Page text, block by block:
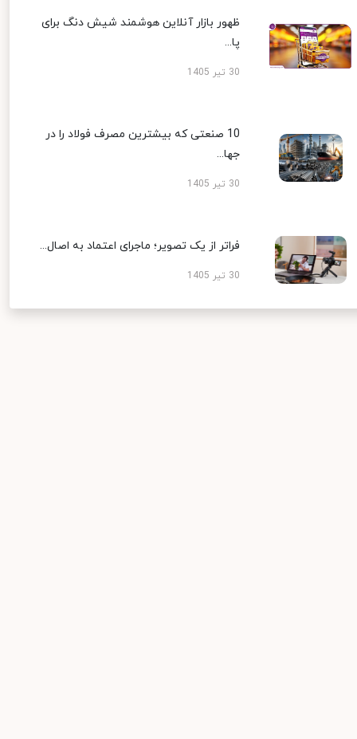
ظهور بازار آنلاین هوشمند شیش دنگ برای
پا...
30 تیر 1405
10 صنعتی که بیشترین مصرف فولاد را در
جها...
30 تیر 1405
فراتر از یک تصویر؛ ماجرای اعتماد به اصال...
30 تیر 1405